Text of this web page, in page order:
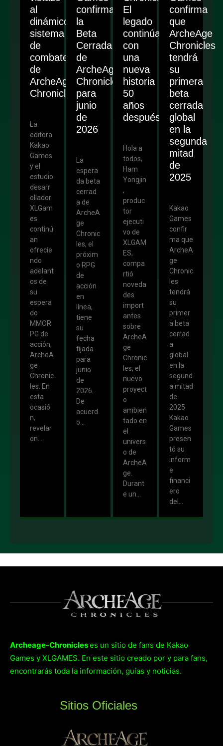
al
dinámico
sistema
de
combate
de
ArcheAge
Chronicles
La
editora
Kakao
Games
y el
estudio
desarr
ollador
XLGam
es
continú
an
ofrecie
ndo
adelant
os de
su
espera
do
MMOR
PG de
acción,
ArcheA
ge
Chronic
les. En
esta
ocasió
n,
revelar
on...
confirma
la
Beta
Cerrada
de
ArcheAge
Chronicles
para
junio
de
2026
La
espera
da beta
cerrad
a de
ArcheA
ge
Chronic
les, el
próxim
o RPG
de
acción
en
línea,
tiene
su
fecha
fijada
para
junio
de
2026.
De
acuerd
o...
El
legado
continúa
con
una
nueva
historia
50
años
después
Hola a
todos,
Ham
Yongjin
,
produc
tor
ejecuti
vo de
XLGAM
ES,
compa
rtió
noveda
des
import
antes
sobre
ArcheA
ge
Chronic
les, el
nuevo
proyect
o
ambien
tado en
el
univers
o de
ArcheA
ge.
Durant
e un...
confirma
que
ArcheAge
Chronicles
tendrá
su
primera
beta
cerrada
global
en la
segunda
mitad
de
2025
Kakao
Games
confir
ma que
ArcheA
ge
Chronic
les
tendrá
su
primer
a beta
cerrad
a
global
en la
segund
a mitad
de
2025
Kakao
Games
presen
tó su
inform
e
financi
ero
del...
Archeage-Chronicleses un sitio de fans de Kakao
Games y XLGAMES. En este sitio creado por y para fans,
encontrarás toda la información, guías y noticias.
Sitios Oficiales